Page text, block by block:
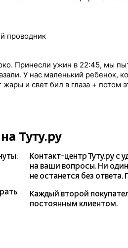
проводник
Принесли ужин в 22:45, мы
У нас маленький ребенок,
и свет бил в глаза + потом
Туту.ру
Контакт-центр Туту.ру с
на ваши вопросы. Ни
не останется без ответа.
Каждый второй
постоянным клиентом.